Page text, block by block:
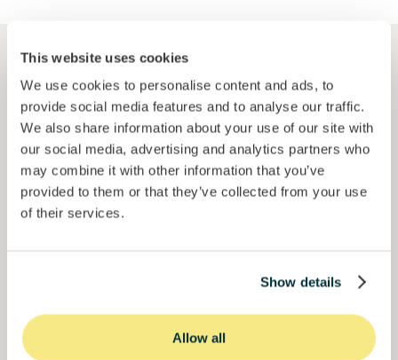
This website uses cookies
We use cookies to personalise content and ads, to
provide social media features and to analyse our traffic.
We also share information about your use of our site with
our social media, advertising and analytics partners who
may combine it with other information that you’ve
provided to them or that they’ve collected from your use
of their services.
Show details
Allow all
Projetos financiados
Mais de 60M€investidos
através da plataforma
Financiado